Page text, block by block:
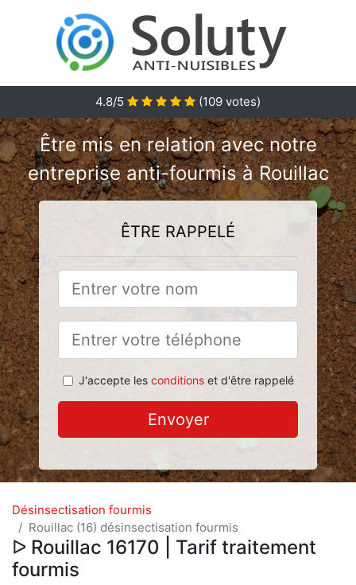
4.8/5 (109 votes)
Être mis en relation avec notre
entreprise anti-fourmis à Rouillac
ÊTRE RAPPELÉ
J'accepte les conditionset d'être rappelé
Envoyer
Désinsectisation fourmis
Rouillac (16) désinsectisation fourmis
ᐅ Rouillac 16170 | Tarif traitement
fourmis